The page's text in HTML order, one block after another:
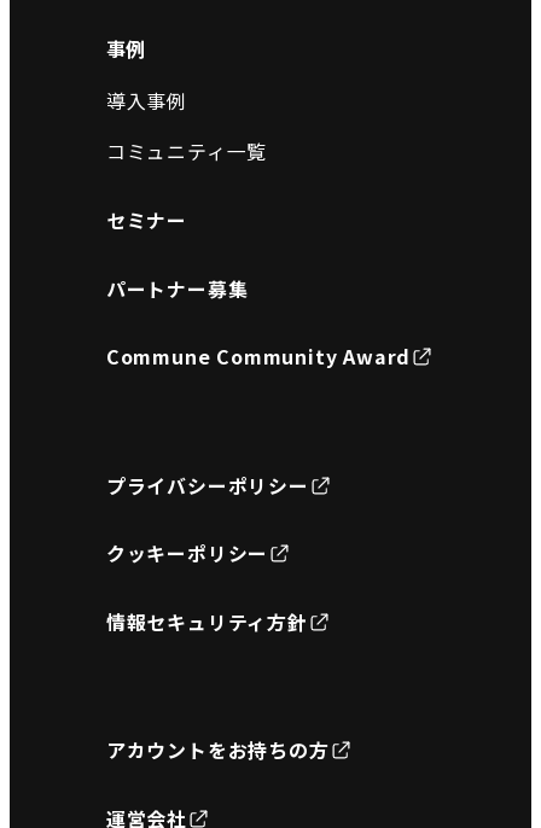
事例
導入事例
コミュニティ一覧
セミナー
パートナー募集
Commune Community Award
プライバシーポリシー
クッキーポリシー
情報セキュリティ方針
アカウントをお持ちの方
運営会社